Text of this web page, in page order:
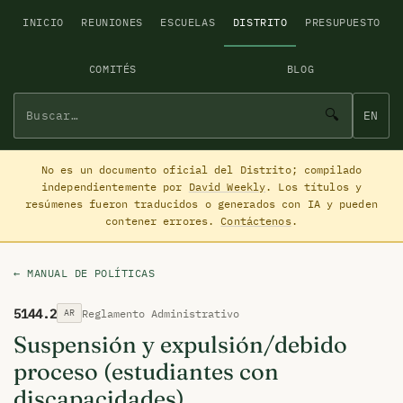
INICIO REUNIONES ESCUELAS DISTRITO PRESUPUESTO
COMITÉS BLOG
🔍 EN
No es un documento oficial del Distrito; compilado
independientemente por David Weekly. Los títulos y
resúmenes fueron traducidos o generados con IA y pueden
contener errores. Contáctenos.
← MANUAL DE POLÍTICAS
5144.2 AR Reglamento Administrativo
Suspensión y expulsión/debido
proceso (estudiantes con